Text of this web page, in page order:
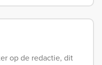
op de redactie, dit